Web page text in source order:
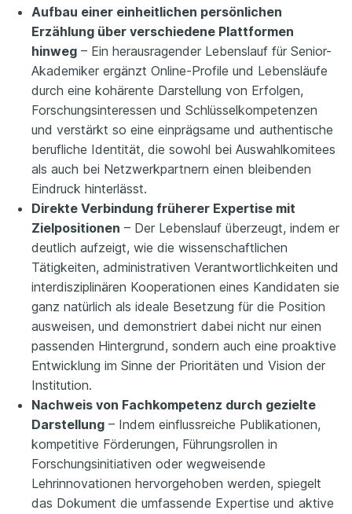
Aufbau einer einheitlichen persönlichen
Erzählung über verschiedene Plattformen
hinweg – Ein herausragender Lebenslauf für Senior-
Akademiker ergänzt Online-Profile und Lebensläufe
durch eine kohärente Darstellung von Erfolgen,
Forschungsinteressen und Schlüsselkompetenzen
und verstärkt so eine einprägsame und authentische
berufliche Identität, die sowohl bei Auswahlkomitees
als auch bei Netzwerkpartnern einen bleibenden
Eindruck hinterlässt.
Direkte Verbindung früherer Expertise mit
Zielpositionen – Der Lebenslauf überzeugt, indem er
deutlich aufzeigt, wie die wissenschaftlichen
Tätigkeiten, administrativen Verantwortlichkeiten und
interdisziplinären Kooperationen eines Kandidaten sie
ganz natürlich als ideale Besetzung für die Position
ausweisen, und demonstriert dabei nicht nur einen
passenden Hintergrund, sondern auch eine proaktive
Entwicklung im Sinne der Prioritäten und Vision der
Institution.
Nachweis von Fachkompetenz durch gezielte
Darstellung – Indem einflussreiche Publikationen,
kompetitive Förderungen, Führungsrollen in
Forschungsinitiativen oder wegweisende
Lehrinnovationen hervorgehoben werden, spiegelt
das Dokument die umfassende Expertise und aktive